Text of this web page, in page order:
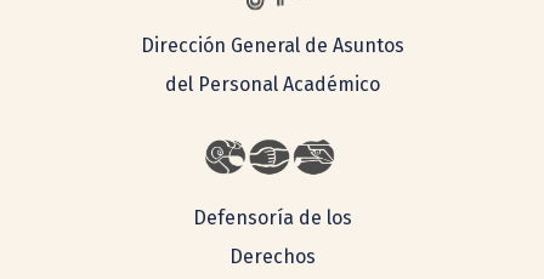
Dirección General de Asuntos
del Personal Académico
Defensoría de los
Derechos